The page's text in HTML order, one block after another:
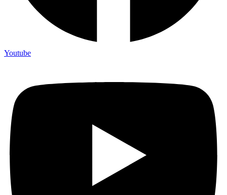
Youtube